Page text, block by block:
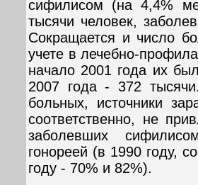
сифилисом (на 4,4%
тысячи человек,
Сокращается и число
учете в лечебно-
начало 2001 года их
2007 года - 372
больных, источники
соответственно, не
заболевших
гонореей (в 1990 году,
году - 70% и 82%).